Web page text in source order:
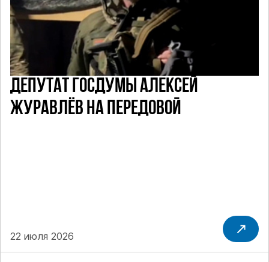
ДЕПУТАТ ГОСДУМЫ АЛЕКСЕЙ
ЖУРАВЛЁВ НА ПЕРЕДОВОЙ
22 июля 2026